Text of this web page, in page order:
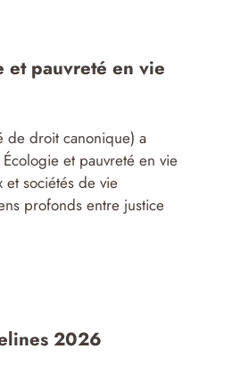
et pauvreté en vie
de droit canonique) a
et pauvreté en vie
sociétés de vie
profonds entre justice
2026